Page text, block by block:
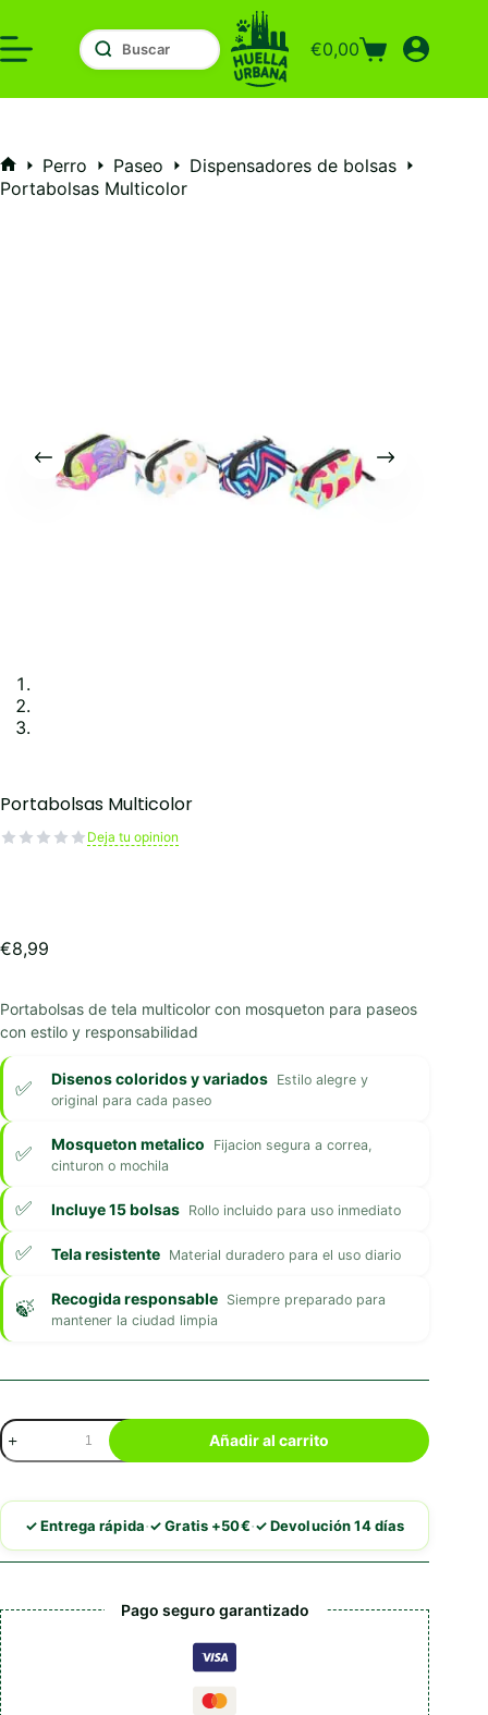
al
contenido
Carro
compra
€0,00
Inicio
Perro Paseo
Dispensadores de bolsas
Portabolsas Multicolor
Portabolsas Multicolor
Deja tu opinion
€8,99
Portabolsas de tela multicolor con mosqueton para paseos
con estilo y responsabilidad
Disenos coloridos y variados Estilo alegre y
original para cada paseo
Mosqueton metalico
Fijacion segura a correa,
cinturon o mochila
Incluye 15 bolsas Rollo incluido para uso inmediato
Tela resistente Material duradero para el uso diario
Recogida responsable Siempre preparado para
mantener la ciudad limpia
Portabolsas
Multicolor
cantidad
Añadir al carrito
✓ Entrega rápida·✓ Gratis +50€·✓ Devolución 14 días
Pago seguro garantizado